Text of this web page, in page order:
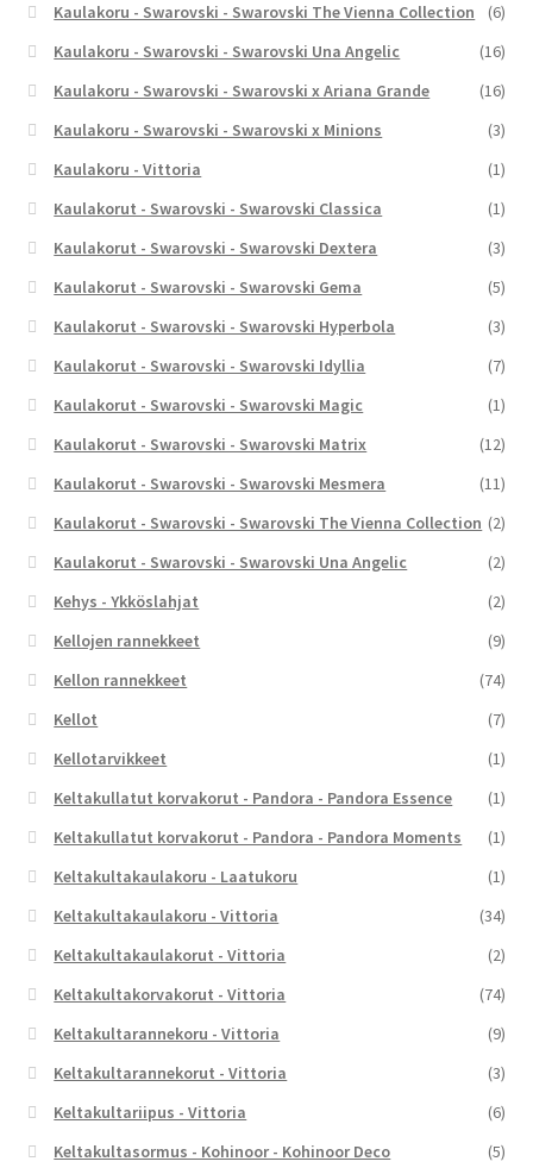
Kaulakoru - Swarovski - Swarovski The Vienna Collection
(6)
Kaulakoru - Swarovski - Swarovski Una Angelic
(16)
Kaulakoru - Swarovski - Swarovski x Ariana Grande
(16)
Kaulakoru - Swarovski - Swarovski x Minions
(3)
Kaulakoru - Vittoria
(1)
Kaulakorut - Swarovski - Swarovski Classica
(1)
Kaulakorut - Swarovski - Swarovski Dextera
(3)
Kaulakorut - Swarovski - Swarovski Gema
(5)
Kaulakorut - Swarovski - Swarovski Hyperbola
(3)
Kaulakorut - Swarovski - Swarovski Idyllia
(7)
Kaulakorut - Swarovski - Swarovski Magic
(1)
Kaulakorut - Swarovski - Swarovski Matrix
(12)
Kaulakorut - Swarovski - Swarovski Mesmera
(11)
Kaulakorut - Swarovski - Swarovski The Vienna Collection (2)
Kaulakorut - Swarovski - Swarovski Una Angelic
(2)
Kehys - Ykköslahjat
(2)
Kellojen rannekkeet
(9)
Kellon rannekkeet
(74)
Kellot
(7)
Kellotarvikkeet
(1)
Keltakullatut korvakorut - Pandora - Pandora Essence
(1)
Keltakullatut korvakorut - Pandora - Pandora Moments
(1)
Keltakultakaulakoru - Laatukoru
(1)
Keltakultakaulakoru - Vittoria
(34)
Keltakultakaulakorut - Vittoria
(2)
Keltakultakorvakorut - Vittoria
(74)
Keltakultarannekoru - Vittoria
(9)
Keltakultarannekorut - Vittoria
(3)
Keltakultariipus - Vittoria
(6)
Keltakultasormus - Kohinoor - Kohinoor Deco
(5)